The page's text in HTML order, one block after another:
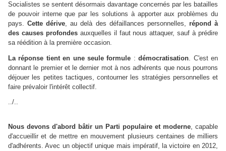
Socialistes se sentent désormais davantage concernés par les batailles
de pouvoir interne que par les solutions à apporter aux problèmes du
pays.Cette dérive, au delà des défaillances personnelles, répond à
des causes profondesauxquelles il faut nous attaquer, sauf à prédire
sa réédition à la première occasion.
La réponse tient en une seule formule :démocratisation . C'est en
donnant le premier et le dernier mot à nos adhérents que nous pourrons
déjouer les petites tactiques, contourner les stratégies personnelles et
faire prévaloir l'intérêt collectif.
../..
Nous devons d'abord bâtir un Parti populaire et moderne, capable
d'accueillir et de mettre en mouvement plusieurs centaines de milliers
d'adhérents. Avec un objectif unique mais impératif, la victoire en 2012,